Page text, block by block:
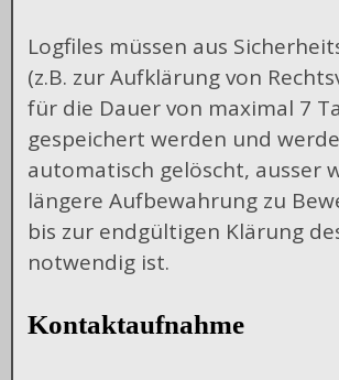
Logfiles müssen aus
(z.B. zur Aufklärung von
für die Dauer von maximal 7
gespeichert werden und
automatisch gelöscht, ausser
längere Aufbewahrung zu
bis zur endgültigen Klärung
notwendig ist.
Kontaktaufnahme